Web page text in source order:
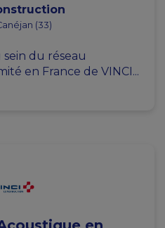
(33)
sein du réseau
en France de VINCI...